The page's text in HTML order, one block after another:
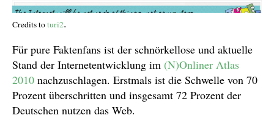
Credits toturi2.
Für pure Faktenfans ist der schnörkellose und aktuelle
Stand der Internetentwicklung im (N)Onliner Atlas
2010 nachzuschlagen. Erstmals ist die Schwelle von 70
Prozent überschritten und insgesamt 72 Prozent der
Deutschen nutzen das Web.